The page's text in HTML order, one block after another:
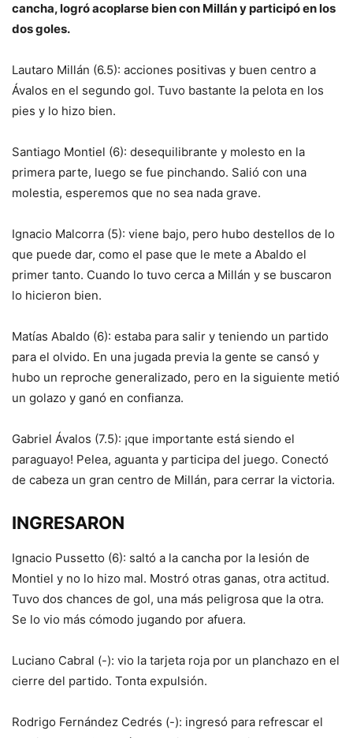
cancha, logró acoplarse bien con Millán y participó en los
dos goles.
Lautaro Millán (6.5): acciones positivas y buen centro a
Ávalos en el segundo gol. Tuvo bastante la pelota en los
pies y lo hizo bien.
Santiago Montiel (6): desequilibrante y molesto en la
primera parte, luego se fue pinchando. Salió con una
molestia, esperemos que no sea nada grave.
Ignacio Malcorra (5): viene bajo, pero hubo destellos de lo
que puede dar, como el pase que le mete a Abaldo el
primer tanto. Cuando lo tuvo cerca a Millán y se buscaron
lo hicieron bien.
Matías Abaldo (6): estaba para salir y teniendo un partido
para el olvido. En una jugada previa la gente se cansó y
hubo un reproche generalizado, pero en la siguiente metió
un golazo y ganó en confianza.
Gabriel Ávalos (7.5): ¡que importante está siendo el
paraguayo! Pelea, aguanta y participa del juego. Conectó
de cabeza un gran centro de Millán, para cerrar la victoria.
INGRESARON
Ignacio Pussetto (6): saltó a la cancha por la lesión de
Montiel y no lo hizo mal. Mostró otras ganas, otra actitud.
Tuvo dos chances de gol, una más peligrosa que la otra.
Se lo vio más cómodo jugando por afuera.
Luciano Cabral (-): vio la tarjeta roja por un planchazo en el
cierre del partido. Tonta expulsión.
Rodrigo Fernández Cedrés (-): ingresó para refrescar el